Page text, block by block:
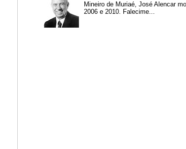
Mineiro de Muriaé, José Alencar
2006 e 2010. Falecime...